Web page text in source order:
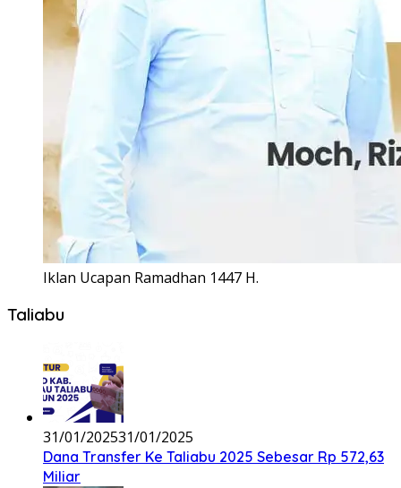
Iklan Ucapan Ramadhan 1447 H.
Taliabu
31/01/202531/01/2025
Dana Transfer Ke Taliabu 2025 Sebesar Rp 572,63
Miliar